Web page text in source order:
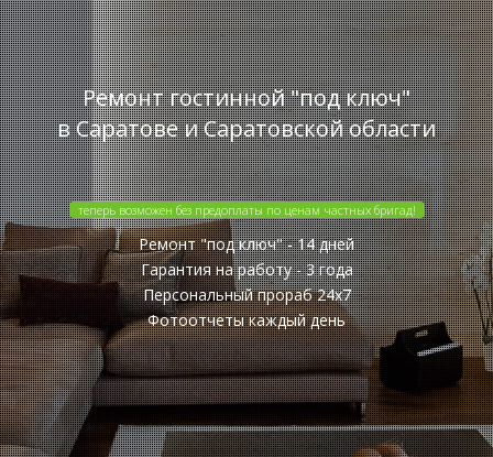
Ремонт гостинной "под ключ"
в Саратове и Саратовской области
теперь возможен без предоплаты по ценам частных бригад!
Ремонт "под ключ" - 14 дней
Гарантия на работу - 3 года
Персональный прораб 24x7
Фотоотчеты каждый день